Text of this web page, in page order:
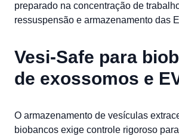
preparado na concentração de
ressuspensão e armazenamento das
Vesi-Safe para
de exossomos e
O armazenamento de vesículas
biobancos exige controle rigoroso